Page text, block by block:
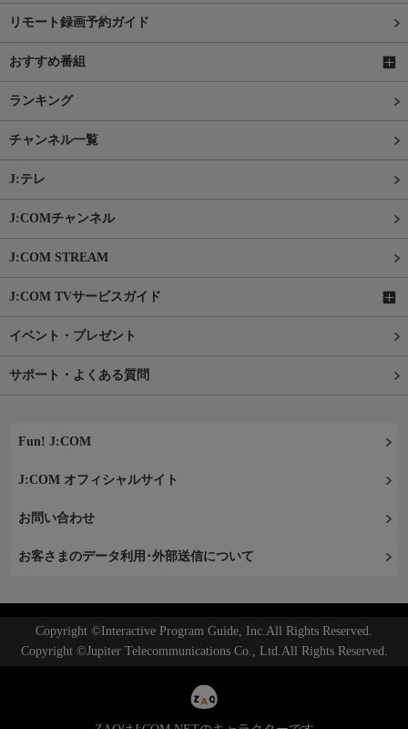
リモート録画予約ガイド
おすすめ番組
ランキング
チャンネル一覧
J:テレ
J:COMチャンネル
J:COM STREAM
J:COM TVサービスガイド
イベント・プレゼント
サポート・よくある質問
Fun! J:COM
J:COM オフィシャルサイト
お問い合わせ
お客さまのデータ利用･外部送信について
Copyright ©Interactive Program Guide, Inc.All Rights Reserved.
Copyright ©Jupiter Telecommunications Co., Ltd.All Rights Reserved.